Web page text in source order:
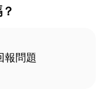
報問題